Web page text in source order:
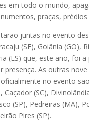
em todo o mundo,
praças, prédios
juntas no evento
(SE), Goiânia (GO),
(ES) que, este ano, foi a
presença. As outras nove
no evento
Caçador (SC),
(SP), Pedreiras (MA),
Pires (SP).